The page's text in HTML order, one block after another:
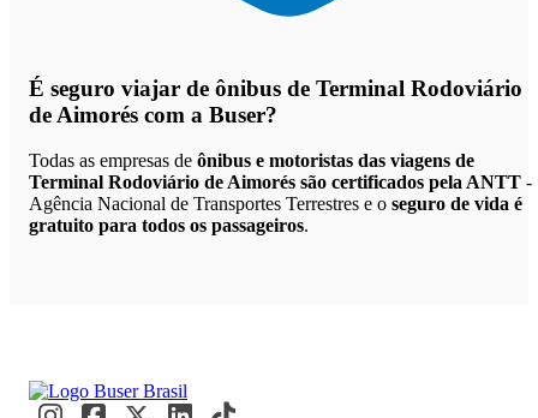
É seguro viajar de ônibus de Terminal Rodoviário
de Aimorés com a Buser?
Todas as empresas de ônibus e motoristas das viagens de
Terminal Rodoviário de Aimorés são certificados pela ANTT -
Agência Nacional de Transportes Terrestres e o seguro de vida é
gratuito para todos os passageiros.